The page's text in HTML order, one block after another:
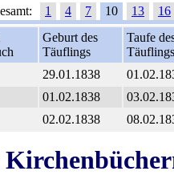
1 4 7 10 13
16
Geburt des
Täuflings
Taufe
Täuflings
29.01.1838
01.02.1838
02.02.1838